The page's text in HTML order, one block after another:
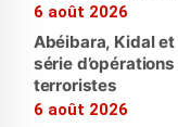
6 août 2026
Abéibara, Kidal
série
terroristes
6 août 2026